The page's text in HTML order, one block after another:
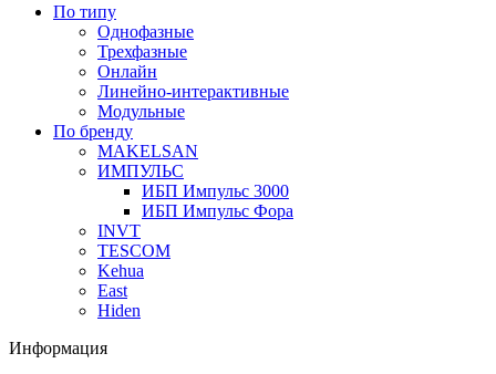
По типу
Однофазные
Трехфазные
Онлайн
Линейно-интерактивные
Модульные
По бренду
MAKELSAN
ИМПУЛЬС
ИБП Импульс 3000
ИБП Импульс Фора
INVT
TESCOM
Kehua
East
Hiden
Информация